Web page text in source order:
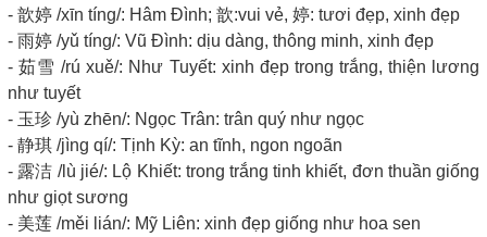
- 歆婷 /xīn tíng/: Hâm Đình; 歆:vui vẻ, 婷: tươi đẹp, xinh đẹp
- 雨婷 /yǔ tíng/: Vũ Đình: dịu dàng, thông minh, xinh đẹp
- 茹雪 /rú xuě/: Như Tuyết: xinh đẹp trong trắng, thiện lương
như tuyết
- 玉珍 /yù zhēn/: Ngọc Trân: trân quý như ngọc
- 静琪 /jìng qí/: Tịnh Kỳ: an tĩnh, ngon ngoãn
- 露洁 /lù jié/: Lộ Khiết: trong trắng tinh khiết, đơn thuần giống
như giọt sương
- 美莲 /měi lián/: Mỹ Liên: xinh đẹp giống như hoa sen